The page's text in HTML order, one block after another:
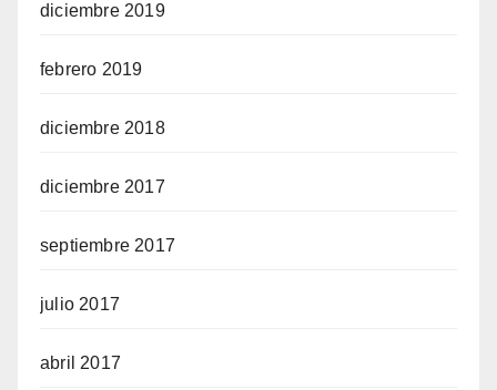
diciembre 2019
febrero 2019
diciembre 2018
diciembre 2017
septiembre 2017
julio 2017
abril 2017